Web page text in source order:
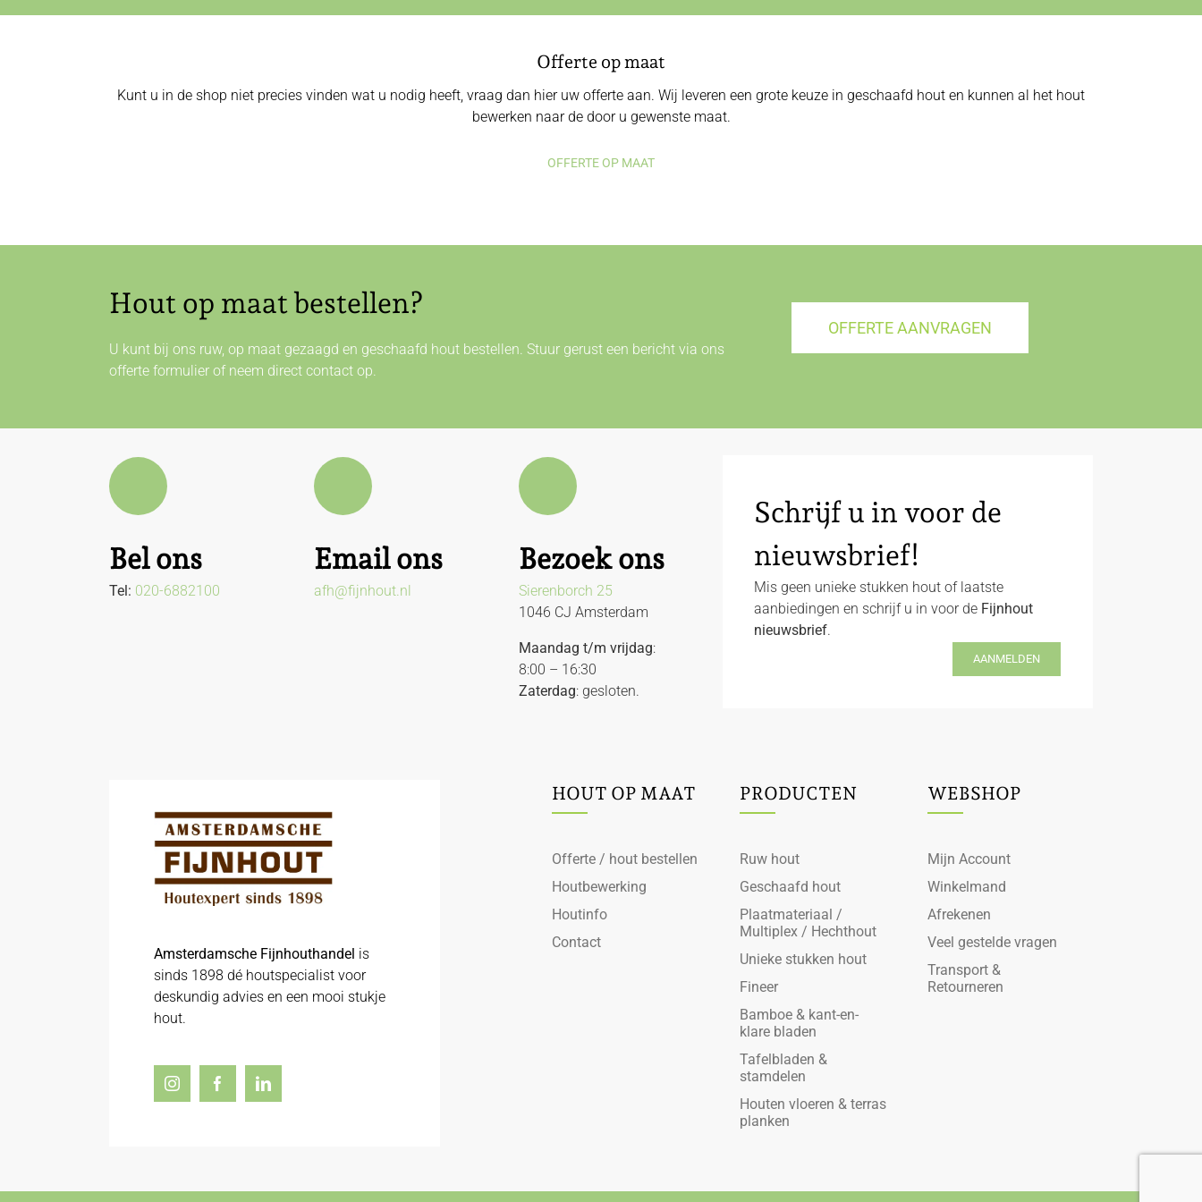
Offerte op maat
Kunt u in de shop niet precies vinden wat u nodig heeft, vraag dan hier uw offerte aan. Wij leveren een grote keuze in geschaafd hout en kunnen al het hout
bewerken naar de door u gewenste maat.
OFFERTE OP MAAT
Hout op maat bestellen?
U kunt bij ons ruw, op maat gezaagd en geschaafd hout bestellen. Stuur gerust een bericht via ons
offerte formulier of neem direct contactop.
OFFERTE AANVRAGEN
Bel ons
Tel: 020-6882100
Email ons
afh@fijnhout.nl
Bezoek ons
Sierenborch 25
1046 CJ Amsterdam
Maandag t/m vrijdag:
8:00 – 16:30
Zaterdag: gesloten.
Schrijf u in voor de
nieuwsbrief!
Mis geen unieke stukken hout of laatste
aanbiedingen en schrijf u in voor de Fijnhout
nieuwsbrief.
AANMELDEN
Amsterdamsche Fijnhouthandel is
sinds 1898 dé houtspecialist voor
deskundig advies en een mooi stukje
hout.
HOUT OP MAAT
Offerte / hout bestellen
Houtbewerking
Houtinfo
Contact
PRODUCTEN
Ruw hout
Geschaafd hout
Plaatmateriaal /
Multiplex / Hechthout
Unieke stukken hout
Fineer
Bamboe & kant-en-
klare bladen
Tafelbladen &
stamdelen
Houten vloeren & terras
planken
WEBSHOP
Mijn Account
Winkelmand
Afrekenen
Veel gestelde vragen
Transport &
Retourneren